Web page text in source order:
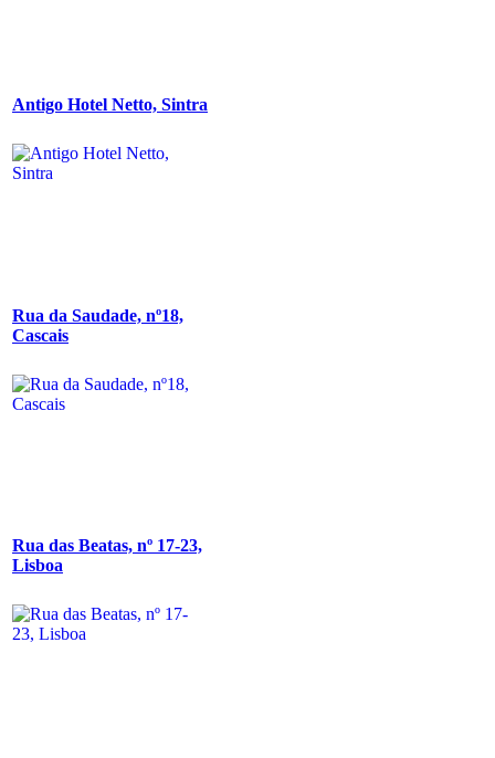
Antigo Hotel Netto, Sintra
Rua da Saudade, nº18,
Cascais
Rua das Beatas, nº 17-23,
Lisboa